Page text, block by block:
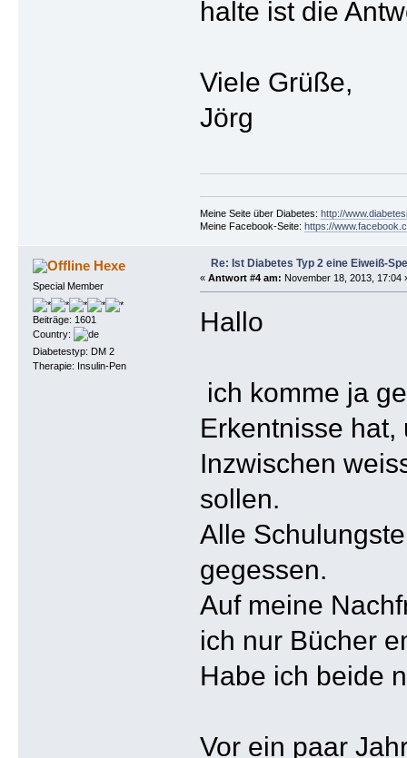
halte ist die
Viele Grüße,
Jörg
Meine Seite über Diabetes: http://
Meine Facebook-Seite: https://
Hexe
Special Member
Beiträge: 1601
Country:
Diabetestyp: DM 2
Therapie: Insulin-Pen
Re: Ist Diabetes Typ 2 eine Eiweiß-
« Antwort #4 am: November 18, 2013, 17:04
Hallo
ich komme ja
Erkentnisse
Inzwischen
sollen.
Alle
gegessen.
Auf meine
ich nur Bücher
Habe ich beide
Vor ein paar